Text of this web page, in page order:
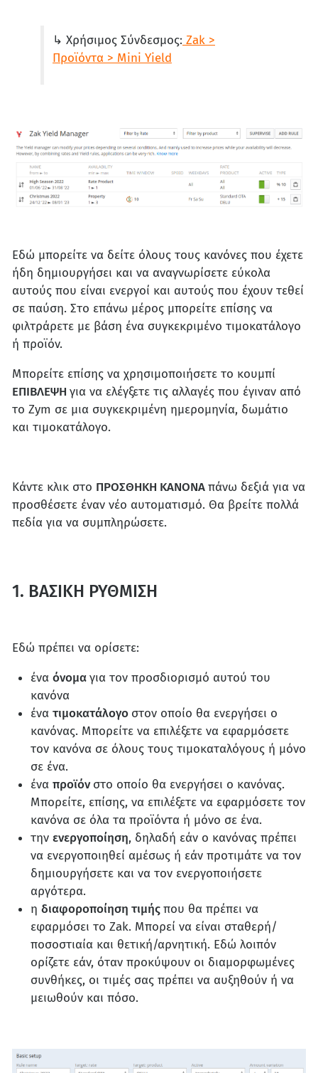
↳ Χρήσιμος Σύνδεσμος: Zak >
Προϊόντα > Mini Yield
Εδώ μπορείτε να δείτε όλους τους κανόνες που έχετε
ήδη δημιουργήσει και να αναγνωρίσετε εύκολα
αυτούς που είναι ενεργοί και αυτούς που έχουν τεθεί
σε παύση. Στο επάνω μέρος μπορείτε επίσης να
φιλτράρετε με βάση ένα συγκεκριμένο τιμοκατάλογο
ή προϊόν.
Μπορείτε επίσης να χρησιμοποιήσετε το κουμπί
ΕΠΙΒΛΕΨΗ για να ελέγξετε τις αλλαγές που έγιναν από
το Zym σε μια συγκεκριμένη ημερομηνία, δωμάτιο
και τιμοκατάλογο.
Κάντε κλικ στο ΠΡΟΣΘΗΚΗ ΚΑΝΟΝΑπάνω δεξιά για να
προσθέσετε έναν νέο αυτοματισμό. Θα βρείτε πολλά
πεδία για να συμπληρώσετε.
1. ΒΑΣΙΚΗ ΡΥΘΜΙΣΗ
Εδώ πρέπει να ορίσετε:
ένα όνομαγια τον προσδιορισμό αυτού του
κανόνα
ένα τιμοκατάλογο στον οποίο θα ενεργήσει ο
κανόνας. Μπορείτε να επιλέξετε να εφαρμόσετε
τον κανόνα σε όλους τους τιμοκαταλόγους ή μόνο
σε ένα.
ένα προϊόνστο οποίο θα ενεργήσει ο κανόνας.
Μπορείτε, επίσης, να επιλέξετε να εφαρμόσετε τον
κανόνα σε όλα τα προϊόντα ή μόνο σε ένα.
την ενεργοποίηση, δηλαδή εάν ο κανόνας πρέπει
να ενεργοποιηθεί αμέσως ή εάν προτιμάτε να τον
δημιουργήσετε και να τον ενεργοποιήσετε
αργότερα.
η διαφοροποίηση τιμήςπου θα πρέπει να
εφαρμόσει το Zak. Μπορεί να είναι σταθερή/
ποσοστιαία και θετική/αρνητική. Εδώ λοιπόν
ορίζετε εάν, όταν προκύψουν οι διαμορφωμένες
συνθήκες, οι τιμές σας πρέπει να αυξηθούν ή να
μειωθούν και πόσο.